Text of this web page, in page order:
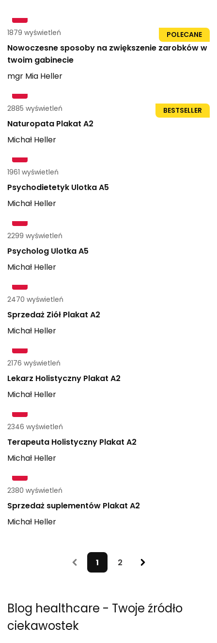
POLECANE
1879 wyświetleń 20str
Nowoczesne sposoby na zwiększenie zarobków w
twoim gabinecie
mgr Mia Heller
BESTSELLER
2885 wyświetleń
Naturopata Plakat A2
Michał Heller
1961 wyświetleń
Psychodietetyk Ulotka A5
Michał Heller
2299 wyświetleń
Psycholog Ulotka A5
Michał Heller
2470 wyświetleń
Sprzedaż Ziół Plakat A2
Michał Heller
2176 wyświetleń
Lekarz Holistyczny Plakat A2
Michał Heller
2346 wyświetleń
Terapeuta Holistyczny Plakat A2
Michał Heller
2380 wyświetleń
Sprzedaż suplementów Plakat A2
Michał Heller
1 2
Blog healthcare - Twoje źródło
ciekawostek